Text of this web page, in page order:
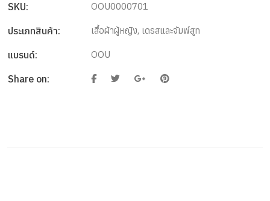
SKU: OOU0000701
ประเภทสินค้า: เสื้อผ้าผู้หญิง, เดรสและจัมพ์สูท
แบรนด์: OOU
Share on: